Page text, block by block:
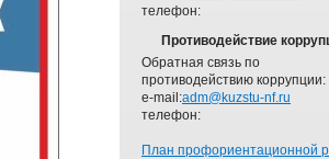
телефон:
Противодействие
Обратная связь по
противодействию коррупции:
e-mail:adm@kuzstu-nf.ru
телефон:
План профориентационной